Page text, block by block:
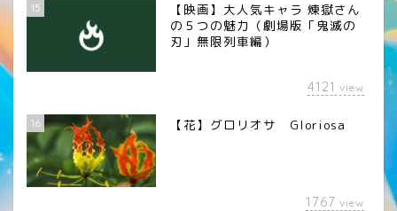
15
【映画】大人気キャラ 煉󠄁獄さん
の５つの魅力（劇場版「鬼滅の
刃」無限列車編）
4121 view
16 【花】グロリオサ Gloriosa
1767 view